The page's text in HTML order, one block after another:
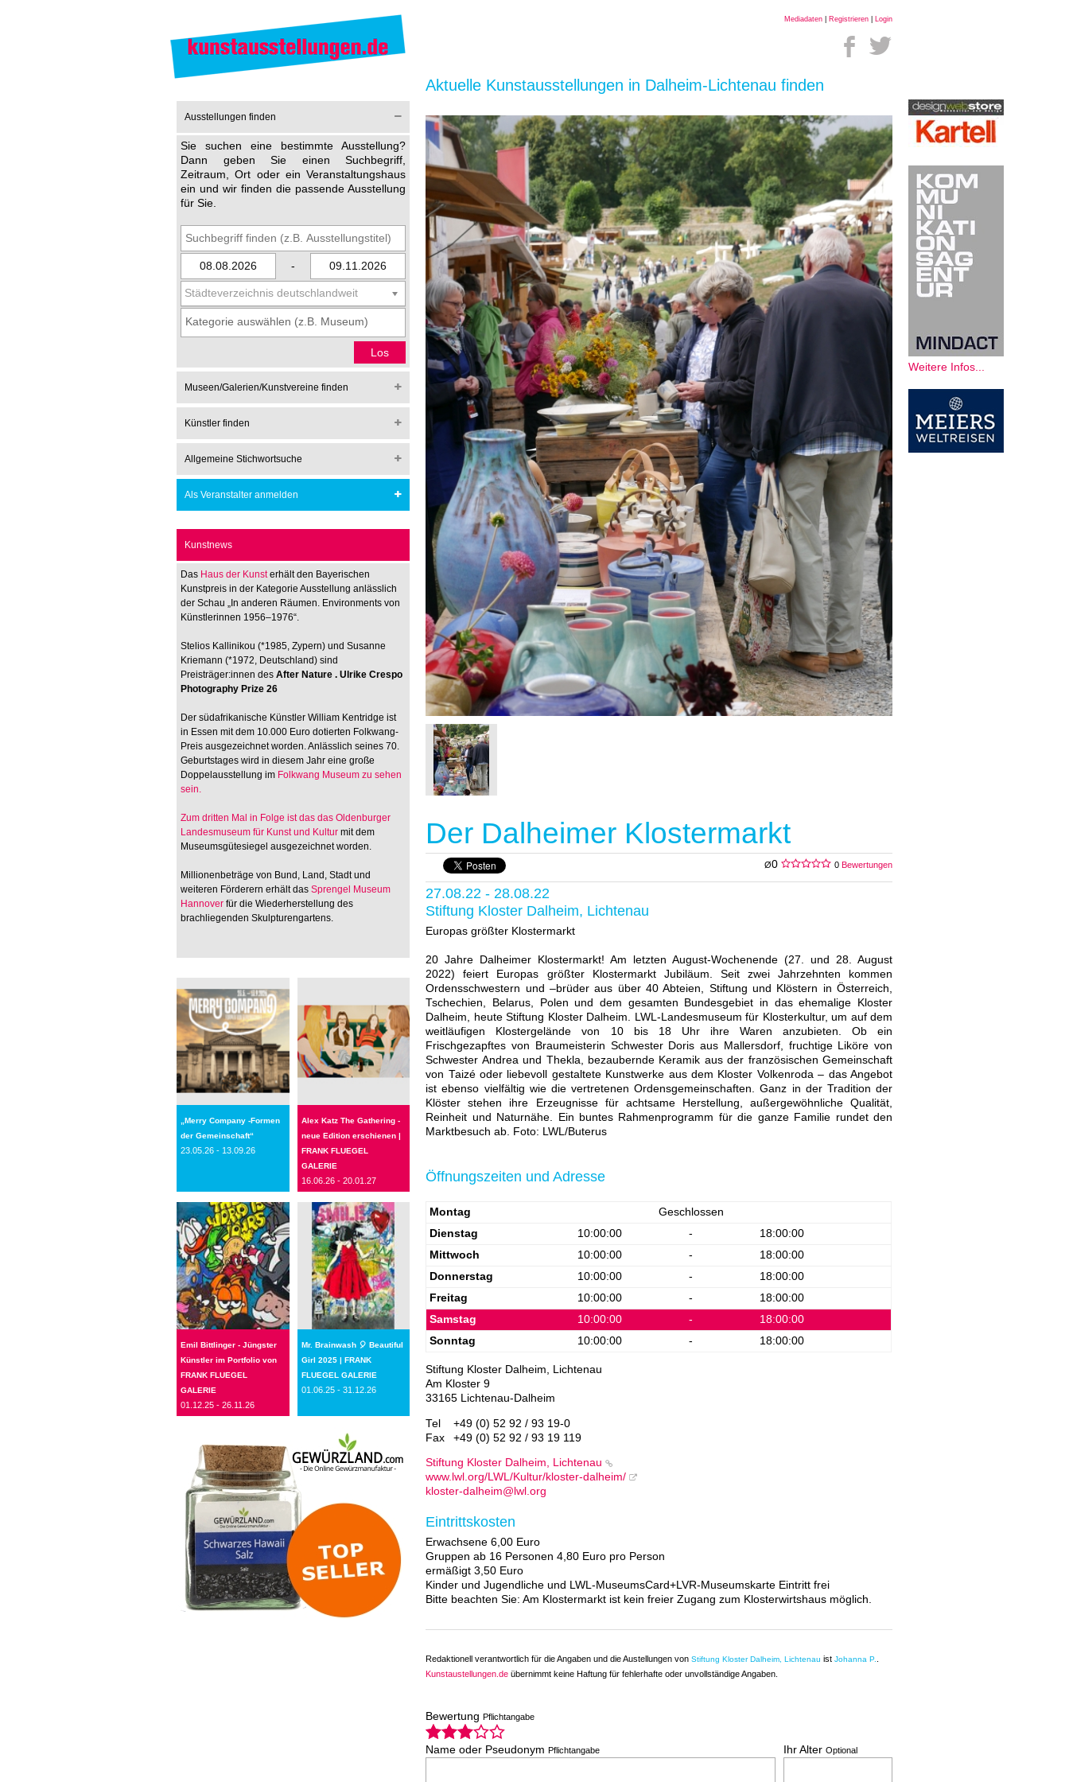
Weitere Infos...
Mediadaten| Registrieren| Login
Aktuelle Kunstausstellungen in Dalheim-Lichtenau finden
Ausstellungen finden
Sie suchen eine bestimmte Ausstellung?
Dann geben Sie einen Suchbegriff,
Zeitraum, Ort oder ein Veranstaltungshaus
ein und wir finden die passende Ausstellung
für Sie.
-
Städteverzeichnis deutschlandweit
Museen/Galerien/Kunstvereine finden
Künstler finden
Allgemeine Stichwortsuche
Als Veranstalter anmelden
Kunstnews
Das Haus der Kunsterhält den Bayerischen
Kunstpreis in der Kategorie Ausstellung anlässlich
der Schau „In anderen Räumen. Environments von
Künstlerinnen 1956–1976“.
Stelios Kallinikou (*1985, Zypern) und Susanne
Kriemann (*1972, Deutschland) sind
Preisträger:innen des After Nature . Ulrike Crespo
Photography Prize 26
Der südafrikanische Künstler William Kentridge ist
in Essen mit dem 10.000 Euro dotierten Folkwang-
Preis ausgezeichnet worden. Anlässlich seines 70.
Geburtstages wird in diesem Jahr eine große
Doppelausstellung im Folkwang Museum zu sehen
sein.
Zum dritten Mal in Folge ist das das Oldenburger
Landesmuseum für Kunst und Kultur mit dem
Museumsgütesiegel ausgezeichnet worden.
Millionenbeträge von Bund, Land, Stadt und
weiteren Förderern erhält das Sprengel Museum
Hannover für die Wiederherstellung des
brachliegenden Skulpturengartens.
„Merry Company -Formen
der Gemeinschaft“
23.05.26 - 13.09.26
Alex Katz The Gathering -
neue Edition erschienen |
FRANK FLUEGEL
GALERIE
16.06.26 - 20.01.27
Emil Bittlinger - Jüngster
Künstler im Portfolio von
FRANK FLUEGEL
GALERIE
01.12.25 - 26.11.26
Mr. Brainwash 🎈 Beautiful
Girl 2025 | FRANK
FLUEGEL GALERIE
01.06.25 - 31.12.26
Der Dalheimer Klostermarkt
Ø0 0Bewertungen
27.08.22 - 28.08.22
Stiftung Kloster Dalheim, Lichtenau
Europas größter Klostermarkt
20 Jahre Dalheimer Klostermarkt! Am letzten August-Wochenende (27. und 28. August
2022) feiert Europas größter Klostermarkt Jubiläum. Seit zwei Jahrzehnten kommen
Ordensschwestern und –brüder aus über 40 Abteien, Stiftung und Klöstern in Österreich,
Tschechien, Belarus, Polen und dem gesamten Bundesgebiet in das ehemalige Kloster
Dalheim, heute Stiftung Kloster Dalheim. LWL-Landesmuseum für Klosterkultur, um auf dem
weitläufigen Klostergelände von 10 bis 18 Uhr ihre Waren anzubieten. Ob ein
Frischgezapftes von Braumeisterin Schwester Doris aus Mallersdorf, fruchtige Liköre von
Schwester Andrea und Thekla, bezaubernde Keramik aus der französischen Gemeinschaft
von Taizé oder liebevoll gestaltete Kunstwerke aus dem Kloster Volkenroda – das Angebot
ist ebenso vielfältig wie die vertretenen Ordensgemeinschaften. Ganz in der Tradition der
Klöster stehen ihre Erzeugnisse für achtsame Herstellung, außergewöhnliche Qualität,
Reinheit und Naturnähe. Ein buntes Rahmenprogramm für die ganze Familie rundet den
Marktbesuch ab. Foto: LWL/Buterus
Öffnungszeiten und Adresse
Montag
Geschlossen
Dienstag
10:00:00 -
18:00:00
Mittwoch
10:00:00 -
18:00:00
Donnerstag
10:00:00 -
18:00:00
Freitag
10:00:00 -
18:00:00
Samstag
10:00:00 -
18:00:00
Sonntag
10:00:00 - 18:00:00
Stiftung Kloster Dalheim, Lichtenau
Am Kloster 9
33165 Lichtenau-Dalheim
Tel
+49 (0) 52 92 / 93 19-0
Fax
+49 (0) 52 92 / 93 19 119
Stiftung Kloster Dalheim, Lichtenau
www.lwl.org/LWL/Kultur/kloster-dalheim/
kloster-dalheim@lwl.org
Eintrittskosten
Erwachsene 6,00 Euro
Gruppen ab 16 Personen 4,80 Euro pro Person
ermäßigt 3,50 Euro
Kinder und Jugendliche und LWL-MuseumsCard+LVR-Museumskarte Eintritt frei
Bitte beachten Sie: Am Klostermarkt ist kein freier Zugang zum Klosterwirtshaus möglich.
Redaktionell verantwortlich für die Angaben und die Austellungen vonStiftung Kloster Dalheim, Lichtenau istJohanna P.
Kunstaustellungen.de übernimmt keine Haftung für fehlerhafte oder unvollständige Angaben.
BewertungPflichtangabe
Name oder PseudonymPflichtangabe Ihr AlterOptional